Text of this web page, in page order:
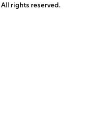
rights reserved.